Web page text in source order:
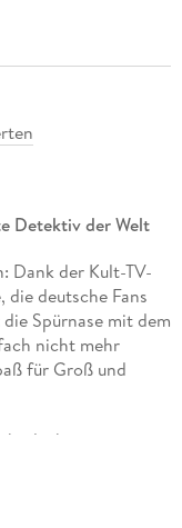
Detektiv der Welt
Dank der Kult-TV-
die deutsche Fans
Spürnase mit dem
nicht mehr
für Groß und
lösen, Masumi